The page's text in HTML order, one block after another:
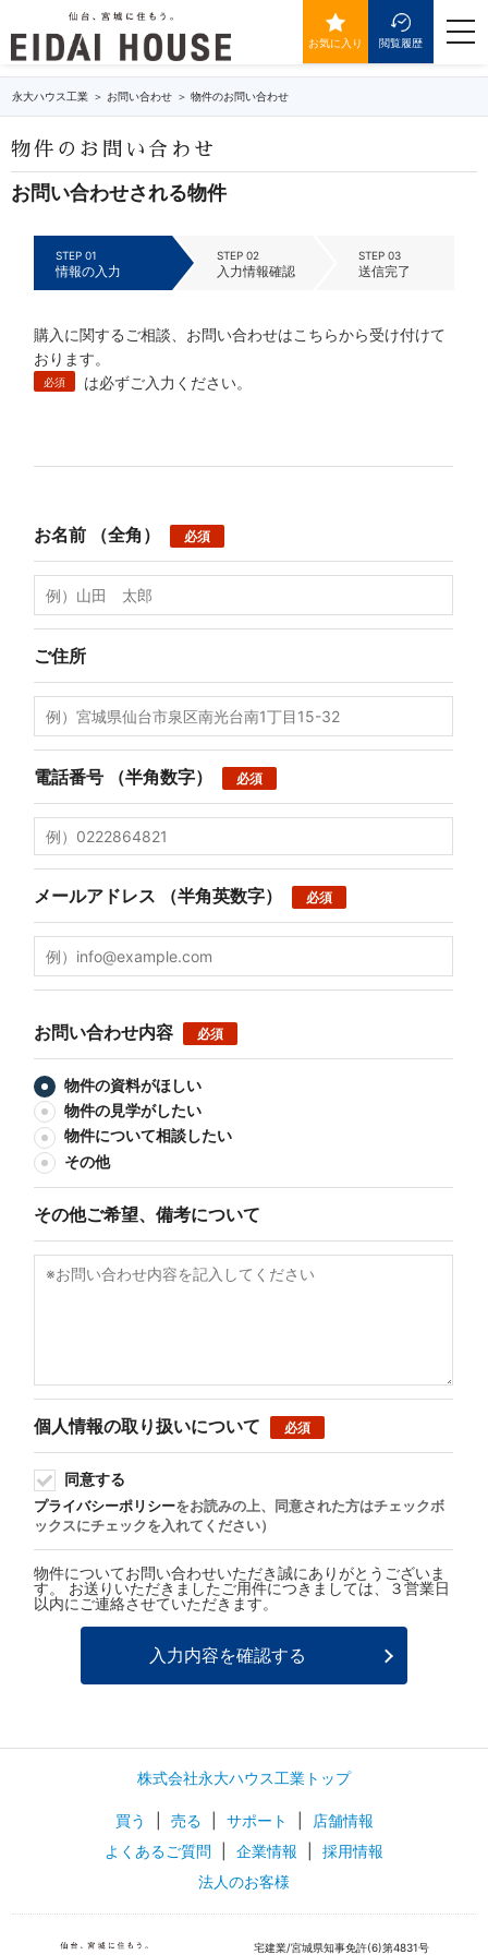
お気に入り 閲覧履歴
永大ハウス工業 お問い合わせ 物件のお問い合わせ
物件のお問い合わせ
お問い合わせされる物件
STEP 01
情報の入力
STEP 02
入力情報確認
STEP 03
送信完了
購入に関するご相談、お問い合わせはこちらから受け付けて
おります。
必須 は必ずご入力ください。
お名前 （全角） 必須
ご住所
電話番号 （半角数字） 必須
メールアドレス （半角英数字） 必須
お問い合わせ内容 必須
物件の資料がほしい
物件の見学がしたい
物件について相談したい
その他
その他ご希望、備考について
個人情報の取り扱いについて 必須
同意する
プライバシーポリシーをお読みの上、同意された方はチェックボ
ックスにチェックを入れてください）
物件についてお問い合わせいただき誠にありがとうございま
す。 お送りいただきましたご用件につきましては、３営業日
以内にご連絡させていただきます。
株式会社永大ハウス工業トップ
買う 売る サポート
店舗情報
よくあるご質問
企業情報
採用情報
法人のお客様
宅建業/宮城県知事免許(6)第4831号